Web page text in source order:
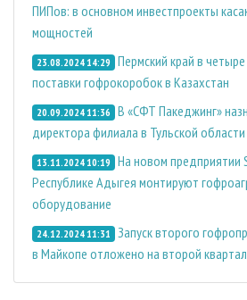
ПИПов: в основном инвестпроекты
мощностей
23.08.2024 14:29 Пермский край в
поставки гофрокоробок в Казахстан
20.09.2024 11:36 В «СФТ Пакеджинг»
директора филиала в Тульской области
13.11.2024 10:19 На новом предприятии
Республике Адыгея монтируют
оборудование
24.12.2024 11:31 Запуск второго
в Майкопе отложено на второй